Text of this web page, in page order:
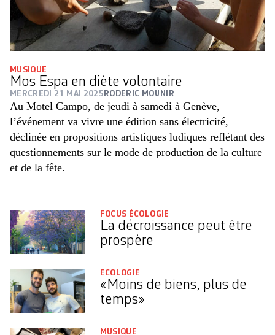
MUSIQUE
Mos Espa en diète volontaire
MERCREDI 21 MAI 2025 RODERIC MOUNIR
Au Motel Campo, de jeudi à samedi à Genève,
l’événement va vivre une édition sans électricité,
déclinée en propositions artistiques ludiques reflétant des
questionnements sur le mode de production de la culture
et de la fête.
FOCUS ÉCOLOGIE
La décroissance peut être
prospère
ECOLOGIE
«Moins de biens, plus de
temps»
MUSIQUE